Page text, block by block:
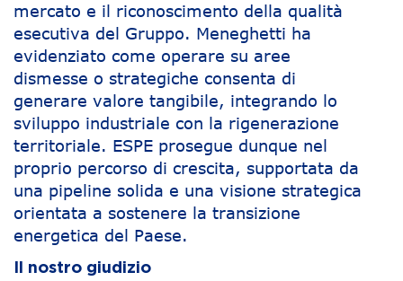
mercato e il riconoscimento della qualità
esecutiva del Gruppo. Meneghetti ha
evidenziato come operare su aree
dismesse o strategiche consenta di
generare valore tangibile, integrando lo
sviluppo industriale con la rigenerazione
territoriale. ESPE prosegue dunque nel
proprio percorso di crescita, supportata da
una pipeline solida e una visione strategica
orientata a sostenere la transizione
energetica del Paese.
Il nostro giudizio